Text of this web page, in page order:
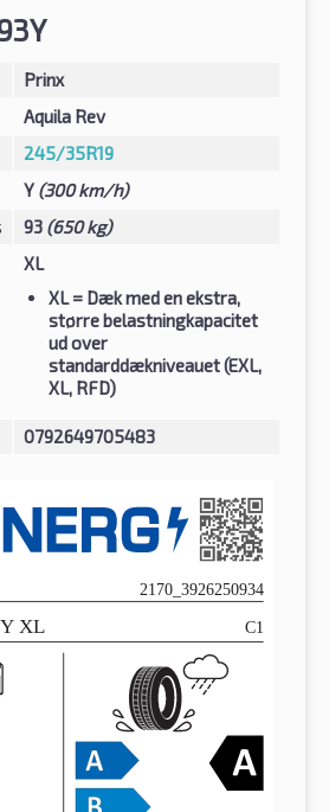
Prinx
Aquila Rev
245/35R19
Y (300 km/h)
93 (650 kg)
XL
XL= Dæk med en ekstra,
større belastningkapacitet
ud over
standarddækniveauet (EXL,
XL, RFD)
0792649705483